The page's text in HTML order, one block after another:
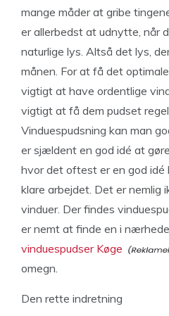
mange måder at gribe
er allerbedst at udnytte, når
naturlige lys. Altså det lys,
månen. For at få det
vigtigt at have ordentlige
vigtigt at få dem pudset
Vinduespudsning kan man
er sjældent en god idé at
hvor det oftest er en god
klare arbejdet. Det er nemlig
vinduer. Der findes
er nemt at finde en i
vinduespudser Køge
omegn.
Den rette indretning